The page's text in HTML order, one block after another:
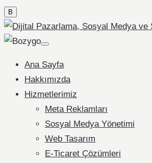
B
Ana Sayfa
Hakkımızda
Hizmetlerimiz
Meta Reklamları
Sosyal Medya Yönetimi
Web Tasarım
E-Ticaret Çözümleri